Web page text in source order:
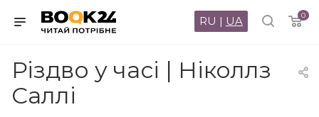
0
RU | UA
Різдво у часі | Ніколлз
Саллі